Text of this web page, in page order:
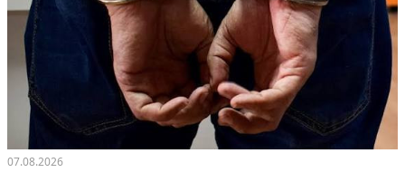
07.08.2026